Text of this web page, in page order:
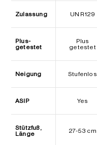
Zulassung UN R129
Plus-
getestet
Plus
getestet
Neigung Stufenlos
ASIP Yes
Stützfuß,
Länge
27-53 cm